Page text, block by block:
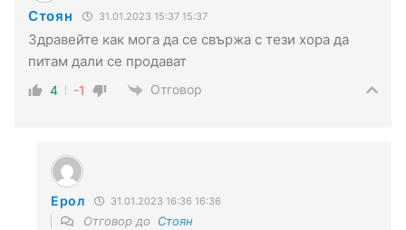
Стоян 31.01.2023 15:37 15:37
Здравейте как мога да се свържа с тези хора да
питам дали се продават
4 -1 Отговор
Ерол 31.01.2023 16:36 16:36
Отговор до Стоян